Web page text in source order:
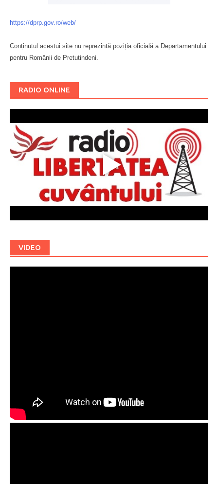
https://dprp.gov.ro/web/
Conținutul acestui site nu reprezintă poziția oficială a Departamentului
pentru Românii de Pretutindeni.
RADIO ONLINE
VIDEO